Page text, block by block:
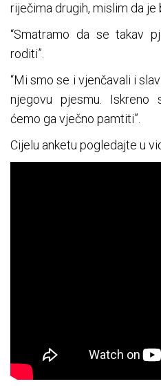
riječima drugih, mislim da je
“Smatramo da se takav
roditi”.
“Mi smo se i vjenčavali i
njegovu pjesmu. Iskreno
ćemo ga vječno pamtiti”.
Cijelu anketu pogledajte u